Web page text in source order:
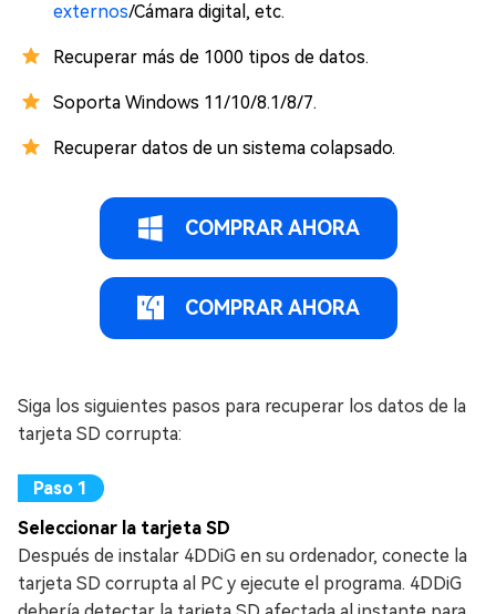
externos/Cámara digital, etc.
Recuperar más de 1000 tipos de datos.
Soporta Windows 11/10/8.1/8/7.
Recuperar datos de un sistema colapsado.
COMPRAR AHORA
COMPRAR AHORA
Siga los siguientes pasos para recuperar los datos de la
tarjeta SD corrupta:
Seleccionar la tarjeta SD
Después de instalar 4DDiG en su ordenador, conecte la
tarjeta SD corrupta al PC y ejecute el programa. 4DDiG